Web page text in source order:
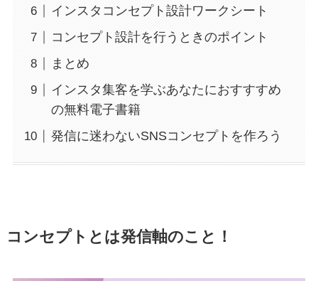
インスタコンセプト設計ワークシート
コンセプト設計を行うときのポイント
まとめ
インスタ集客を学ぶあなたにおすすすめ
の無料電子書籍
発信に迷わないSNSコンセプトを作ろう
コンセプトとは発信軸のこと！